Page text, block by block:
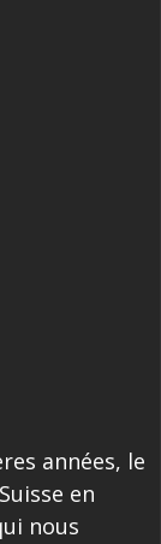
années, le
en
nous